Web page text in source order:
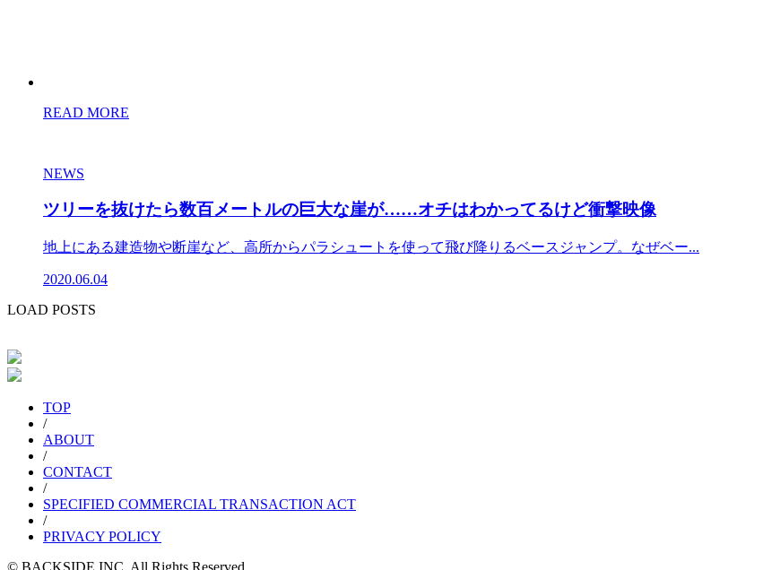
READ MORE
NEWS
ツリーを抜けたら数百メートルの巨大な崖が……オチはわかってるけど衝撃映像
地上にある建造物や断崖など、高所からパラシュートを使って飛び降りるベースジャンプ。なぜベー...
2020.06.04
LOAD POSTS
TOP
/
ABOUT
/
CONTACT
/
SPECIFIED COMMERCIAL TRANSACTION ACT
/
PRIVACY POLICY
© BACKSIDE INC. All Rights Reserved.